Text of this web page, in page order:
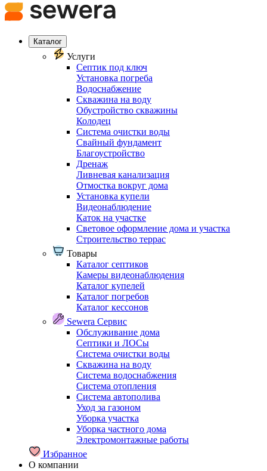
Каталог
Услуги
Септик под ключ
Установка погреба
Водоснабжение
Скважина на воду
Обустройство скважины
Колодец
Система очистки воды
Свайный фундамент
Благоустройство
Дренаж
Ливневая канализация
Отмостка вокруг дома
Установка купели
Видеонаблюдение
Каток на участке
Световое оформление дома и участка
Строительство террас
Товары
Каталог септиков
Камеры видеонаблюдения
Каталог купелей
Каталог погребов
Каталог кессонов
Sewera Сервис
Обслуживание дома
Септики и ЛОСы
Система очистки воды
Скважина на воду
Система водоснабжения
Система отопления
Система автополива
Уход за газоном
Уборка участка
Уборка частного дома
Электромонтажные работы
Избранное
О компании